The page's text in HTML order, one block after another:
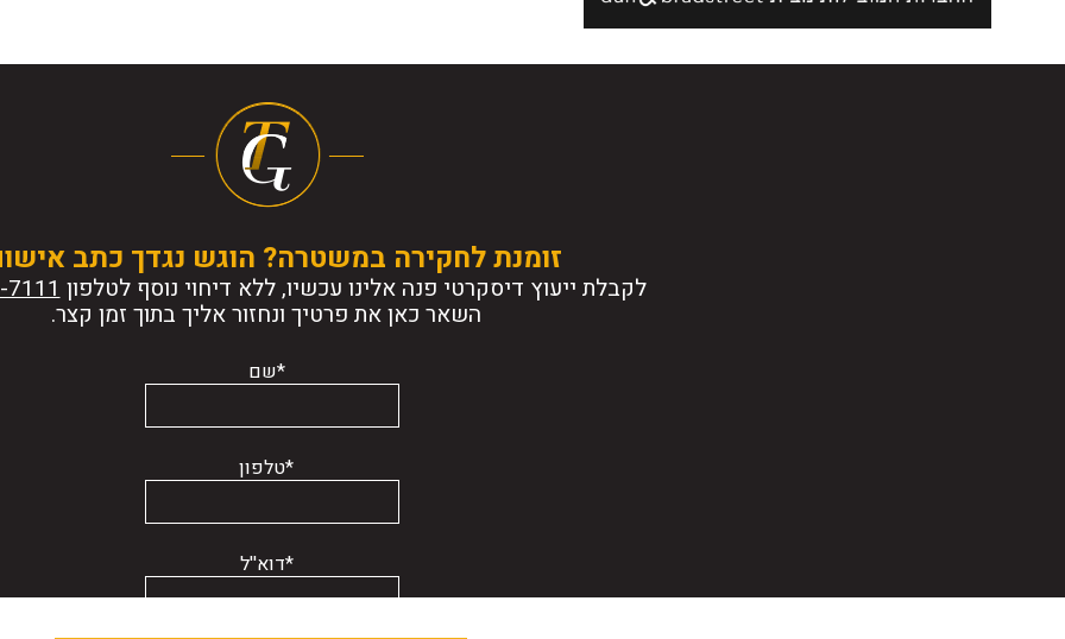
זומנת לחקירה במשטרה? הוגש נגדך כתב
לקבלת ייעוץ דיסקרטי פנה אלינו עכשיו, ללא דיחוי נוסף לטלפון
⁦052-330-7111⁩
השאר כאן את פרטיך ונחזור אליך בתוך זמן קצר.
*שם
*טלפון
*דוא''ל